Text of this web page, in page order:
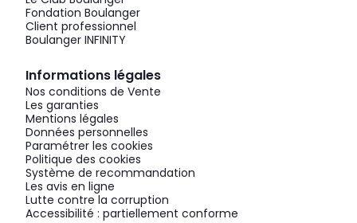
Fondation Boulanger
Client professionnel
Boulanger INFINITY
Informations légales
Nos conditions de Vente
Les garanties
Mentions légales
Données personnelles
Paramétrer les cookies
Politique des cookies
Système de recommandation
Les avis en ligne
Lutte contre la corruption
Accessibilité : partiellement conforme